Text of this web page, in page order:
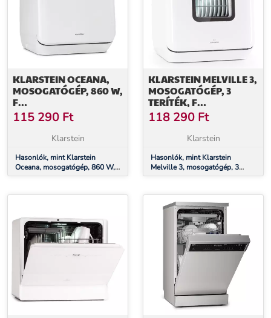
KLARSTEIN OCEANA,
MOSOGATÓGÉP, 860 W,
F
ENERGIAHATÉKONYSÁGI
OSZTÁLY, SZABADON
ÁLLÓ, BEÉPÍTÉS
115 290 Ft
Klarstein
Hasonlók, mint Klarstein
Oceana, mosogatógép, 860 W,
F energiahatékonysági osztály,
fehér
KLARSTEIN MELVILLE 3,
MOSOGATÓGÉP, 3
TERÍTÉK, F
ENERGIAHATÉKONYSÁGI
OSZTÁLY, SZABADON
ÁLLÓ, TELEPÍTÉS
118 290 Ft
Klarstein
Hasonlók, mint Klarstein
Melville 3, mosogatógép, 3
teríték, F energiahatékonysági
nélkül